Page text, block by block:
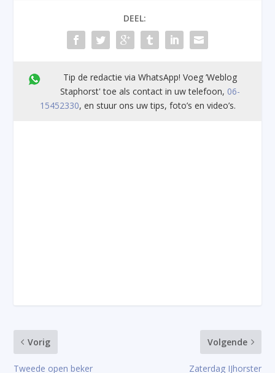
DEEL:
Tip de redactie via WhatsApp! Voeg ’Weblog
Staphorst' toe als contact in uw telefoon, 06-
15452330, en stuur ons uw tips, foto’s en video’s.
Vorig
Tweede open beker
Volgende
Zaterdag IJhorster